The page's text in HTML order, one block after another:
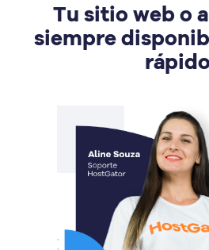
Tu sitio web o
siempre
rápido